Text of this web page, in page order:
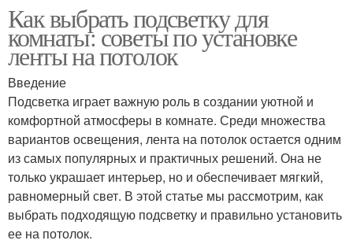
Как выбрать подсветку для
комнаты: советы по установке
ленты на потолок
Введение
Подсветка играет важную роль в создании уютной и
комфортной атмосферы в комнате. Среди множества
вариантов освещения, лента на потолок остается одним
из самых популярных и практичных решений. Она не
только украшает интерьер, но и обеспечивает мягкий,
равномерный свет. В этой статье мы рассмотрим, как
выбрать подходящую подсветку и правильно установить
ее на потолок.